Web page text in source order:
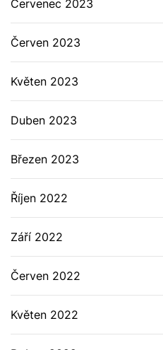
Červenec 2023
Červen 2023
Květen 2023
Duben 2023
Březen 2023
Říjen 2022
Září 2022
Červen 2022
Květen 2022